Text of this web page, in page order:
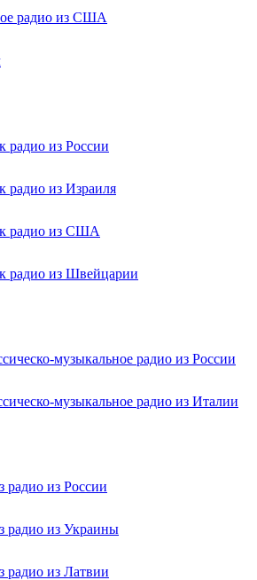
радио из США
радио из России
радио из Израиля
радио из США
радио из Швейцарии
музыкальное радио из России
музыкальное радио из Италии
радио из России
радио из Украины
радио из Латвии